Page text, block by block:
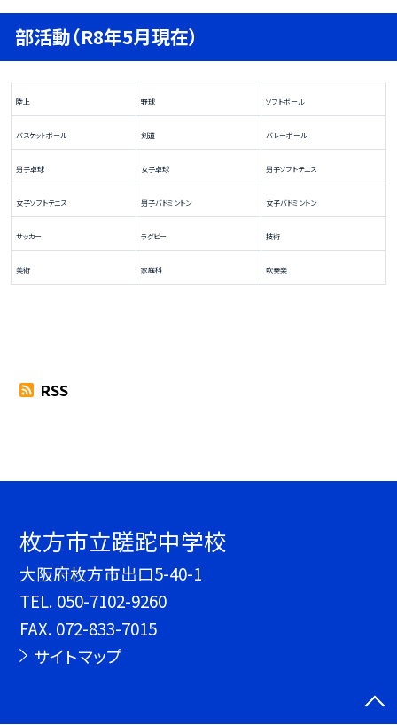
部活動（R8年5月現在）
陸上 野球 ソフトボール
バスケットボール 剣道 バレーボール
男子卓球 女子卓球 男子ソフトテニス
女子ソフトテニス 男子バドミントン 女子バドミントン
サッカー ラグビー 技術
美術 家庭科 吹奏楽
RSS
枚方市立蹉跎中学校
大阪府枚方市出口5-40-1
TEL. 050-7102-9260
FAX. 072-833-7015
サイトマップ